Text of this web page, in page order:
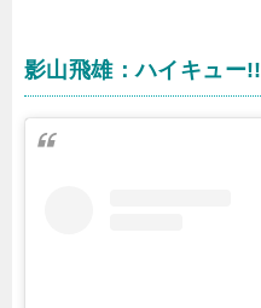
影山飛雄：ハイキュー!!